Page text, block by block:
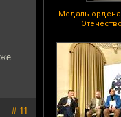
Медаль ордена
# 11